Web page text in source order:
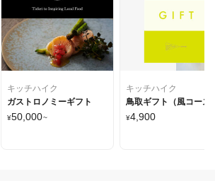
キッチハイク
ガストロノミーギフト
¥50,000~
キッチハイク
鳥取ギフト（風コース）
¥4,900